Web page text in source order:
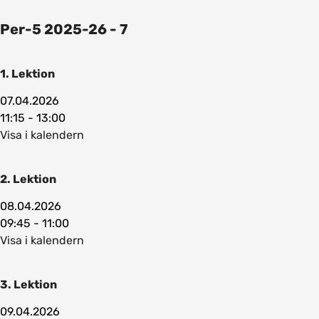
Per-5 2025-26 - 7
1. Lektion
07.04.2026
11:15 - 13:00
Visa i kalendern
2. Lektion
08.04.2026
09:45 - 11:00
Visa i kalendern
3. Lektion
09.04.2026